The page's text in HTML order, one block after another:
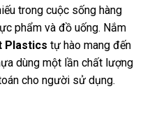
trong cuộc sống hàng
phẩm và đồ uống. Nắm
Plastics tự hào mang đến
dùng một lần chất lượng
cho người sử dụng.